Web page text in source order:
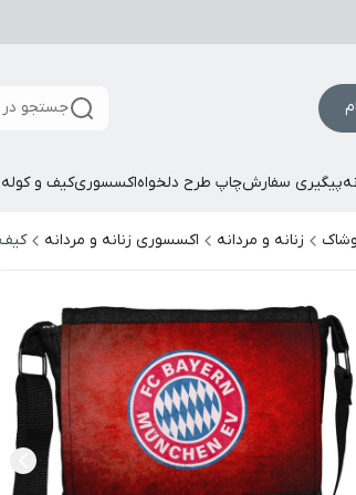
جستجو
پیگیری سفارشچاپ طرح دلخواهاکسسوریکیف و
زنانه و مردانه اکسسوری زنانه و مردانه کیف